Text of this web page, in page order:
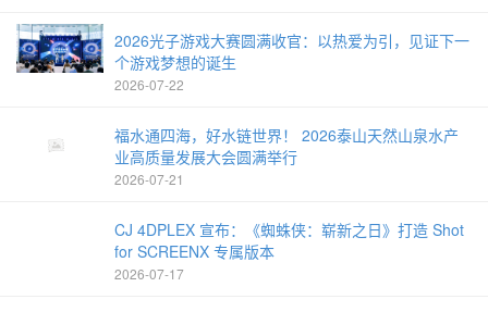
2026光子游戏大赛圆满收官：以热爱为引，见证下一
个游戏梦想的诞生
2026-07-22
福水通四海，好水链世界！ 2026泰山天然山泉水产
业高质量发展大会圆满举行
2026-07-21
CJ 4DPLEX 宣布：《蜘蛛侠：崭新之日》打造 Shot
for SCREENX 专属版本
2026-07-17